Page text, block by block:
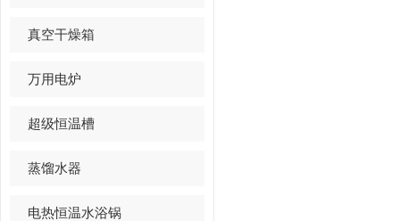
真空干燥箱
万用电炉
超级恒温槽
蒸馏水器
电热恒温水浴锅